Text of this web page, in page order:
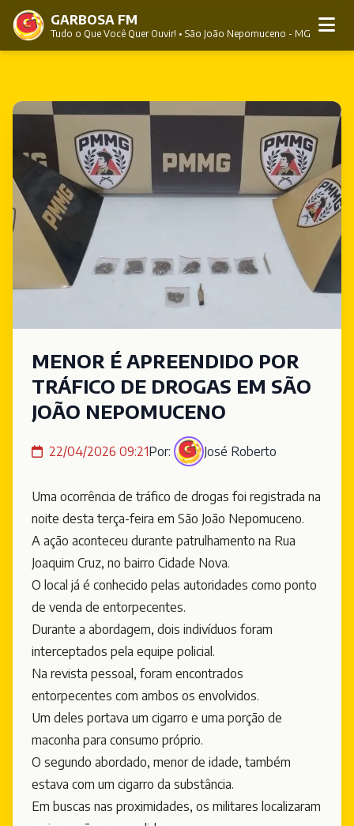
GARBOSA FM
Tudo o Que Você Quer Ouvir! • São João Nepomuceno - MG
MENOR É APREENDIDO POR
TRÁFICO DE DROGAS EM SÃO
JOÃO NEPOMUCENO
22/04/2026 09:21Por: José Roberto
Uma ocorrência de tráfico de drogas foi registrada na
noite desta terça-feira em São João Nepomuceno.
A ação aconteceu durante patrulhamento na Rua
Joaquim Cruz, no bairro Cidade Nova.
O local já é conhecido pelas autoridades como ponto
de venda de entorpecentes.
Durante a abordagem, dois indivíduos foram
interceptados pela equipe policial.
Na revista pessoal, foram encontrados
entorpecentes com ambos os envolvidos.
Um deles portava um cigarro e uma porção de
maconha para consumo próprio.
O segundo abordado, menor de idade, também
estava com um cigarro da substância.
Em buscas nas proximidades, os militares localizaram